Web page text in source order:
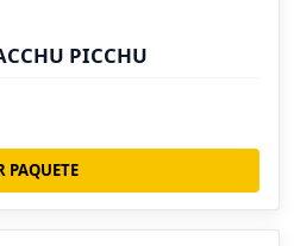
PICCHU
PAQUETE